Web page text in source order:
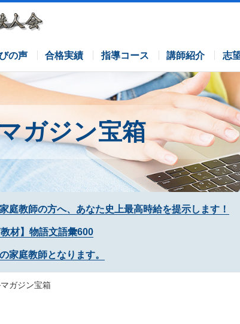
の声 合格実績 指導コース
ス
コース 各塾併用コース 講師紹介 志
ガジン宝箱
庭教師の方へ、あなた史上最高時給を提示します！
材】物語文語彙600
家庭教師となります。
マガジン宝箱